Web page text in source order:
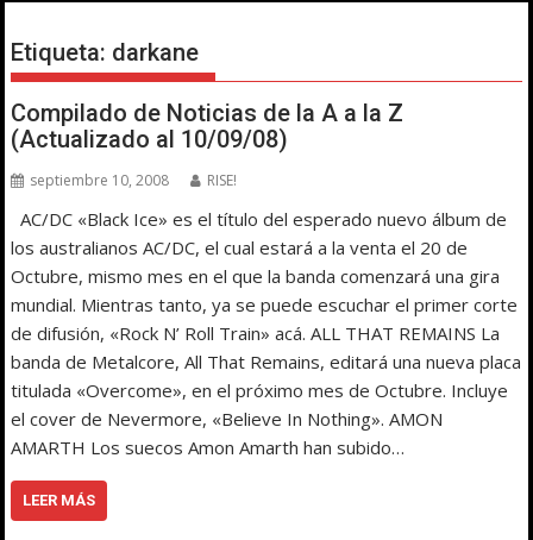
Etiqueta: darkane
Compilado de Noticias de la A a la Z
(Actualizado al 10/09/08)
septiembre 10, 2008 RISE!
AC/DC «Black Ice» es el título del esperado nuevo álbum de
los australianos AC/DC, el cual estará a la venta el 20 de
Octubre, mismo mes en el que la banda comenzará una gira
mundial. Mientras tanto, ya se puede escuchar el primer corte
de difusión, «Rock N’ Roll Train» acá. ALL THAT REMAINS La
banda de Metalcore, All That Remains, editará una nueva placa
titulada «Overcome», en el próximo mes de Octubre. Incluye
el cover de Nevermore, «Believe In Nothing». AMON
AMARTH Los suecos Amon Amarth han subido…
LEER MÁS